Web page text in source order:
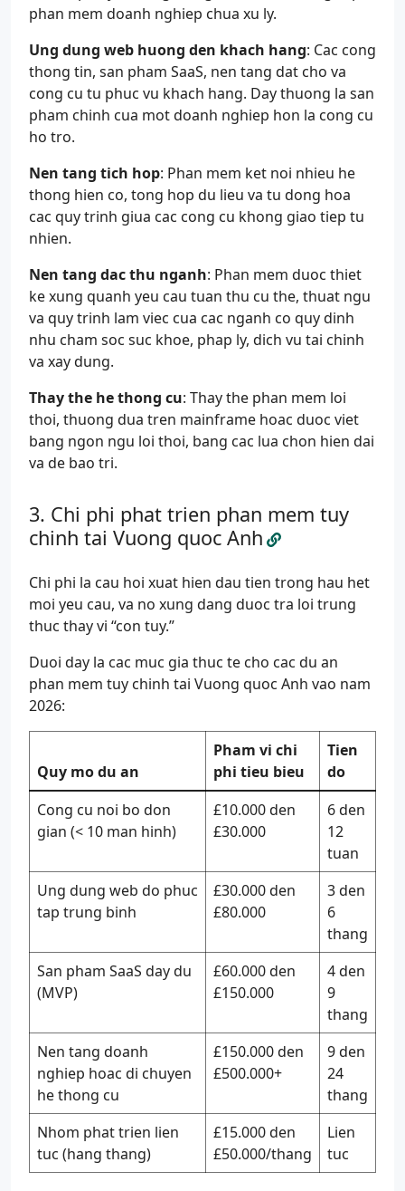
phan mem doanh nghiep chua xu ly.
Ung dung web huong den khach hang: Cac cong
thong tin, san pham SaaS, nen tang dat cho va
cong cu tu phuc vu khach hang. Day thuong la san
pham chinh cua mot doanh nghiep hon la cong cu
ho tro.
Nen tang tich hop: Phan mem ket noi nhieu he
thong hien co, tong hop du lieu va tu dong hoa
cac quy trinh giua cac cong cu khong giao tiep tu
nhien.
Nen tang dac thu nganh: Phan mem duoc thiet
ke xung quanh yeu cau tuan thu cu the, thuat ngu
va quy trinh lam viec cua cac nganh co quy dinh
nhu cham soc suc khoe, phap ly, dich vu tai chinh
va xay dung.
Thay the he thong cu: Thay the phan mem loi
thoi, thuong dua tren mainframe hoac duoc viet
bang ngon ngu loi thoi, bang cac lua chon hien dai
va de bao tri.
Chi phi phat trien phan mem tuy
chinh tai Vuong quoc Anh
Chi phi la cau hoi xuat hien dau tien trong hau het
moi yeu cau, va no xung dang duoc tra loi trung
thuc thay vi “con tuy.”
Duoi day la cac muc gia thuc te cho cac du an
phan mem tuy chinh tai Vuong quoc Anh vao nam
2026:
Quy mo du an
Pham vi chi
phi tieu bieu
Tien
do
Cong cu noi bo don
gian (< 10 man hinh)
£10.000 den
£30.000
6 den
12
tuan
Ung dung web do phuc
tap trung binh
£30.000 den
£80.000
3 den
6
thang
San pham SaaS day du
(MVP)
£60.000 den
£150.000
4 den
9
thang
Nen tang doanh
nghiep hoac di chuyen
he thong cu
£150.000 den
£500.000+
9 den
24
thang
Nhom phat trien lien
tuc (hang thang)
£15.000 den
£50.000/thang
Lien
tuc